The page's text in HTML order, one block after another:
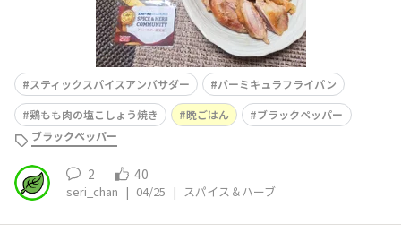
スティックスパイスアンバサダー
バーミキュラフライパン
鶏もも肉の塩こしょう焼き
晩ごはん
ブラックペッパー
ブラックペッパー
2 40
seri_chan | 04/25 | スパイス＆ハーブ